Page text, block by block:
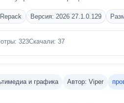
Версия: 2026 27.1.0.129
323Скачали: 37
и графика Автор: Viper